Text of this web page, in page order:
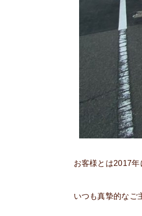
お客様とは2017
いつも真摯的なご